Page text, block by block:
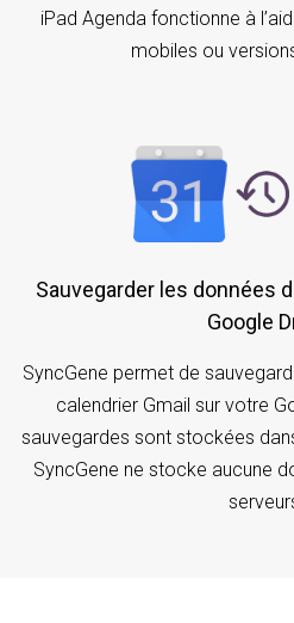
iPad Agenda fonctionne à
mobiles ou
Sauvegarder les données du calendrier Gmail sur
Google
SyncGene permet de
calendrier Gmail sur votre
sauvegardes sont stockées
SyncGene ne stocke aucune